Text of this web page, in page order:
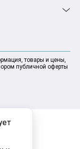
товары и цены,
публичной оферты